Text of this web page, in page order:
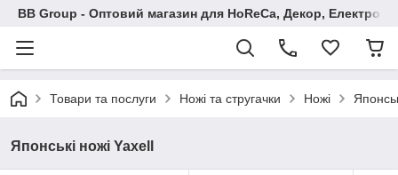
BB Group - Оптовий магазин для HoReCa, Декор,
Товари та послуги Ножі та стругачки Ножі
Японські ножі Yaxell